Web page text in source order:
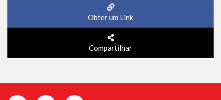
Obter um Link
Compartilhar